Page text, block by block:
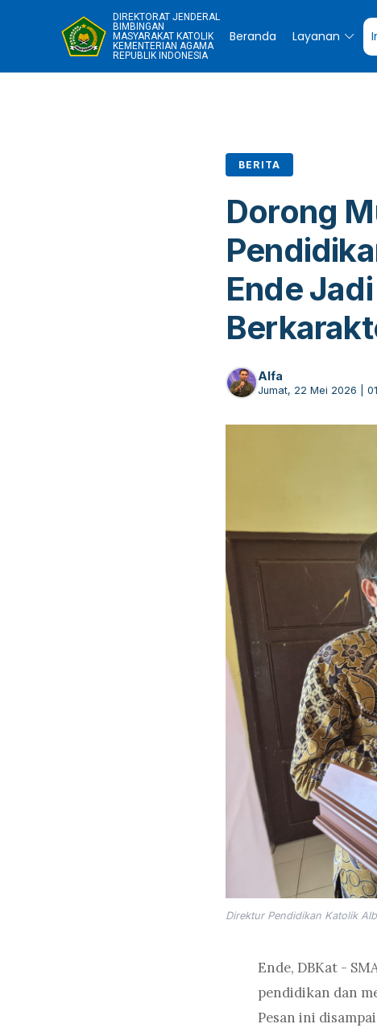
DIREKTORAT JENDERAL
BIMBINGAN
MASYARAKAT KATOLIK
KEMENTERIAN AGAMA
REPUBLIK INDONESIA
Beranda Layanan
BERITA
Dorong
Ende
Alfa
Jumat, 22 Mei 2026 |
Direktur Pendidikan Katolik
Ende, DBKat -
pendidikan dan
Pesan ini